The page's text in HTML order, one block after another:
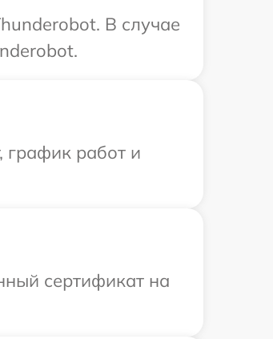
В случае
график работ и
сертификат на